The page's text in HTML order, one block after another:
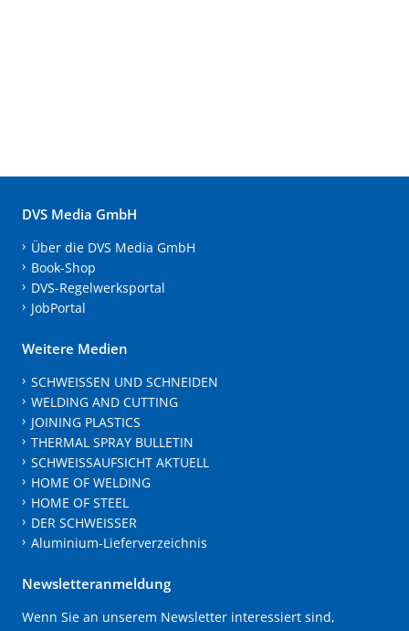
DVS Media GmbH
Über die DVS Media GmbH
Book-Shop
DVS-Regelwerksportal
JobPortal
Weitere Medien
SCHWEISSEN UND SCHNEIDEN
WELDING AND CUTTING
JOINING PLASTICS
THERMAL SPRAY BULLETIN
SCHWEISSAUFSICHT AKTUELL
HOME OF WELDING
HOME OF STEEL
DER SCHWEISSER
Aluminium-Lieferverzeichnis
Newsletteranmeldung
Wenn Sie an unserem Newsletter interessiert sind,